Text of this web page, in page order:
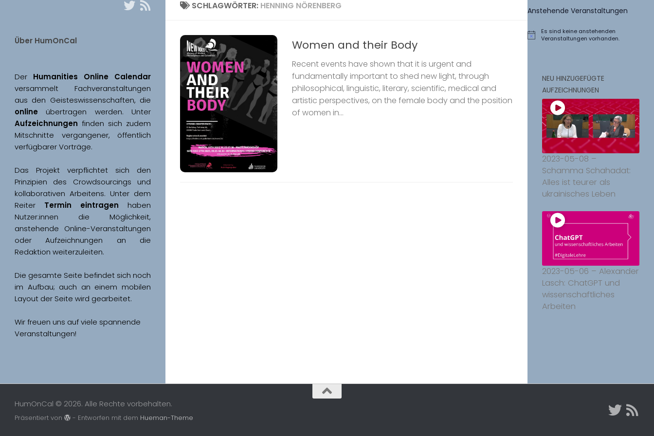
SCHLAGWÖRTER: HENNING NÖRENBERG
Women and their Body
Recent events have shown that it is urgent and
fundamentally important to shed new light, through
philosophical, linguistic, literary, scientific, medical and
artistic perspectives, on the female body and the position
of women in...
Über HumOnCal
Der
versammelt Fachveranstaltungen
online
Aufzeichnungen finden sich zudem
Mitschnitte vergangener, öffentlich
Das Projekt verpflichtet sich den
Prinzipien des Crowdsourcings und
kollaborativen Arbeitens. Unter dem
Reiter Termin eintragen haben
Nutzer:innen die Möglichkeit,
anstehende Online-Veranstaltungen
oder Aufzeichnungen an die
Redaktion weiterzuleiten.
Die gesamte Seite befindet sich noch
im Aufbau; auch an einem mobilen
Wir freuen uns auf viele spannende
Veranstaltungen!
Anstehende Veranstaltungen
Hinweis
Es sind keine anstehenden
Veranstaltungen vorhanden.
NEU HINZUGEFÜGTE
AUFZEICHNUNGEN
2023-05-08 –
Schamma Schahadat:
Alles ist teurer als
ukrainisches Leben
2023-05-06 – Alexander
Lasch: ChatGPT und
wissenschaftliches
Arbeiten
HumOnCal © 2026. Alle Rechte vorbehalten.
Präsentiert von - Entworfen mit dem Hueman-Theme